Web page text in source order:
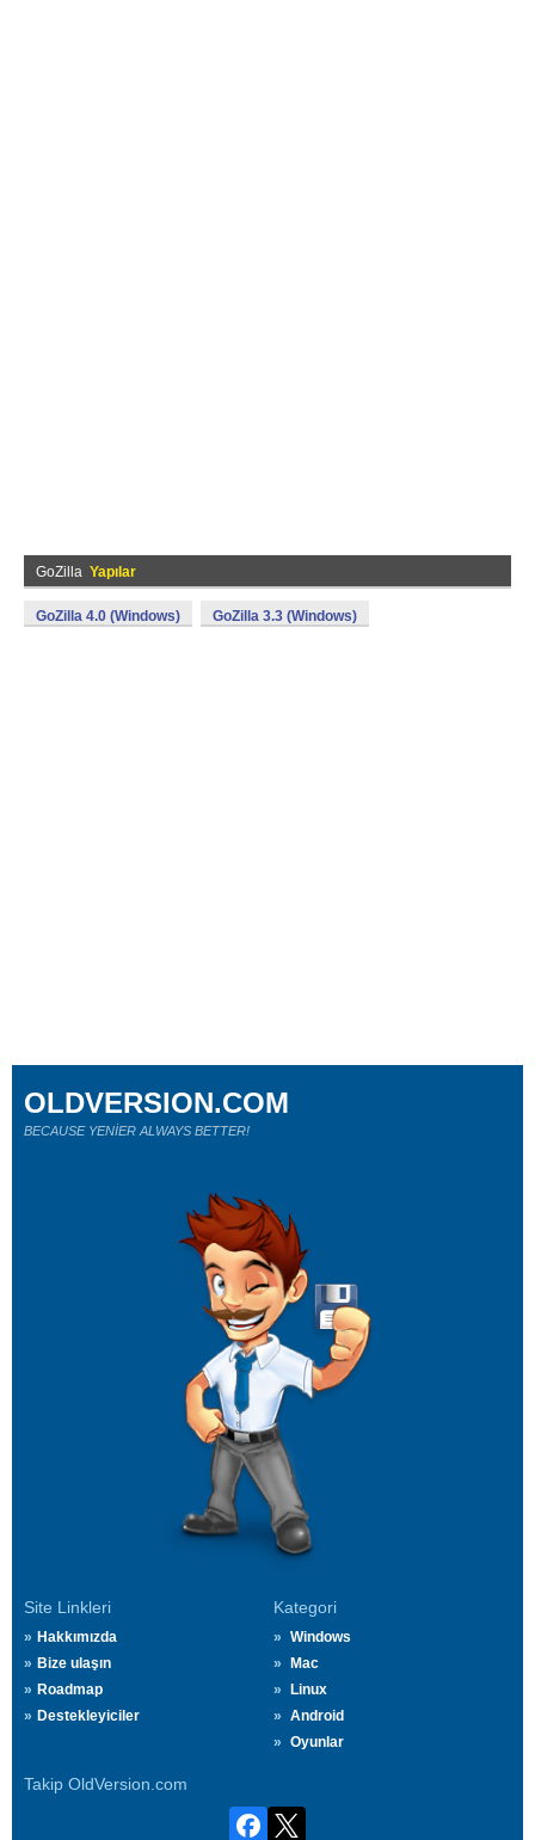
GoZilla Yapılar
GoZilla 4.0 (Windows) GoZilla 3.3 (Windows)
Site Linkleri
Hakkımızda
Bize ulaşın
Roadmap
Destekleyiciler
Kategori
Windows
Mac
Linux
Android
Oyunlar
Takip OldVersion.com
OLDVERSION.COM
BECAUSE YENİER ALWAYS BETTER!